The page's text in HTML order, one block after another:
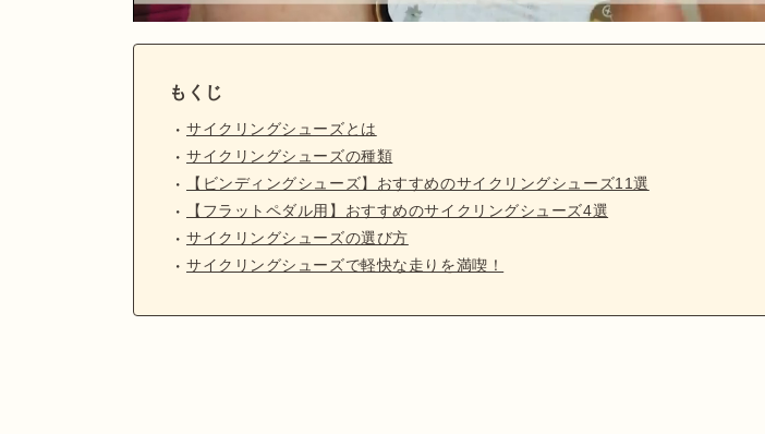
もくじ
サイクリングシューズとは
サイクリングシューズの種類
【ビンディングシューズ】おすすめのサイクリングシューズ11選
【フラットペダル用】おすすめのサイクリングシューズ4選
サイクリングシューズの選び方
サイクリングシューズで軽快な走りを満喫！